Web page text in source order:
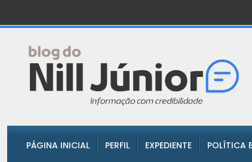
PÁGINA INICIAL PERFIL EXPEDIENTE POLÍTICA